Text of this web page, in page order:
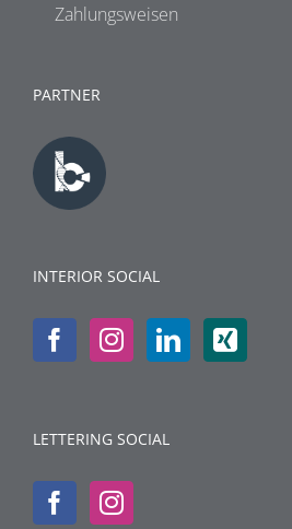
Zahlungsweisen
PARTNER
INTERIOR SOCIAL
LETTERING SOCIAL